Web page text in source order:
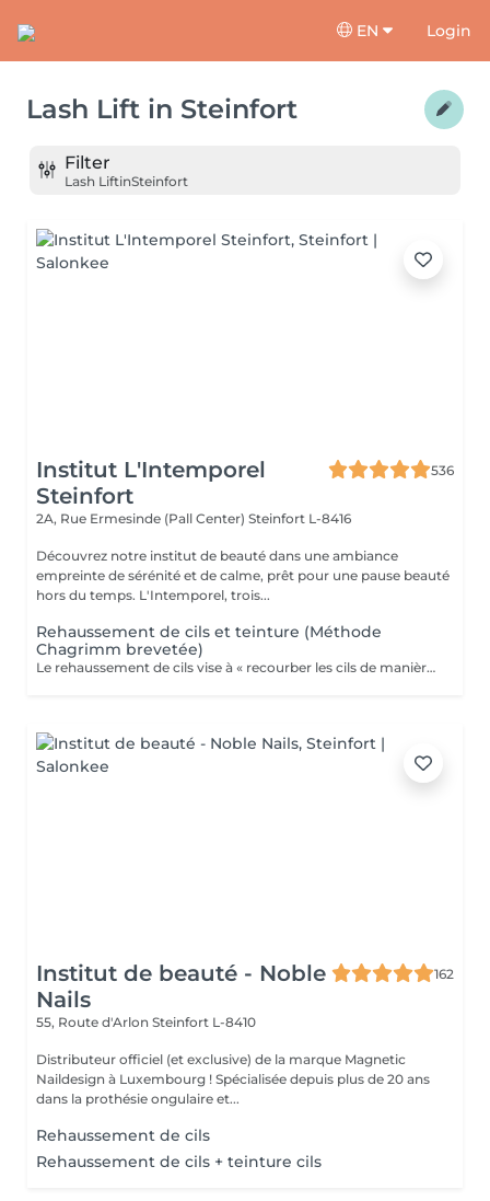
EN Login
Lash Lift in Steinfort
Filter
Lash LiftinSteinfort
Institut L'Intemporel
Steinfort
536
2A, Rue Ermesinde (Pall Center) Steinfort L-8416
Découvrez notre institut de beauté dans une ambiance
empreinte de sérénité et de calme, prêt pour une pause beauté
hors du temps. L'Intemporel, trois...
Rehaussement de cils et teinture (Méthode
Chagrimm brevetée)
Le rehaussement de cils vise à « recourber les cils de manière naturelle afin de les galber et leur donner un effet mascara ». Et ce, sans même utiliser votre maquillage. Cela permet d'embellir et d'ouvrir le regard tout en lui donnant de la douceur, et ce, pour une durée moyenne de six semaines. Ultra-pratique pour une routine make-up allégée et un regard perçant dès le réveil. Ne remplacera jamais l'effet mascara. SVP pour éviter toute réaction ne pas venir avec des lentilles de contact ou prévoir le nécessaire pour les retirer avant la prestation et attendre minimum 3 mois entre deux rehaussements !
Institut de beauté - Noble
Nails
162
55, Route d'Arlon Steinfort L-8410
Distributeur officiel (et exclusive) de la marque Magnetic
Naildesign à Luxembourg ! Spécialisée depuis plus de 20 ans
dans la prothésie ongulaire et...
Rehaussement de cils
Rehaussement de cils + teinture cils